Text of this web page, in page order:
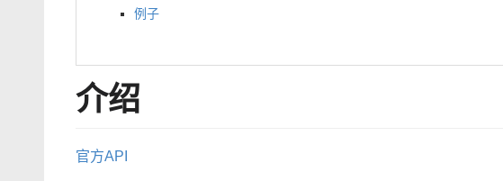
例子
介绍
官方API